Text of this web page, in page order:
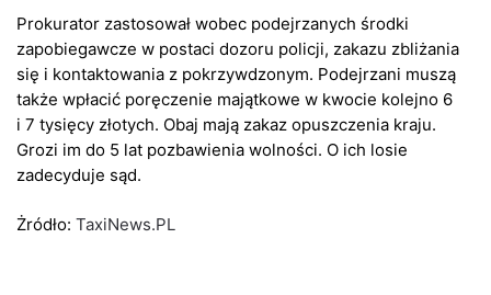
Prokurator zastosował wobec podejrzanych środki
zapobiegawcze w postaci dozoru policji, zakazu zbliżania
się i kontaktowania z pokrzywdzonym. Podejrzani muszą
także wpłacić poręczenie majątkowe w kwocie kolejno 6
i 7 tysięcy złotych. Obaj mają zakaz opuszczenia kraju.
Grozi im do 5 lat pozbawienia wolności. O ich losie
zadecyduje sąd.
Żródło: TaxiNews.PL